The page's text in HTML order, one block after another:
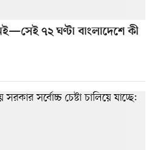
৭২ ঘণ্টা বাংলাদেশে কী